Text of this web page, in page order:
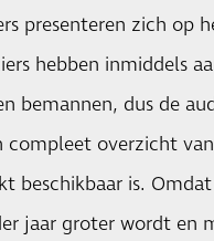
presenteren zich op
hebben inmiddels
bemannen, dus de
compleet overzicht
beschikbaar is.
jaar groter wordt en